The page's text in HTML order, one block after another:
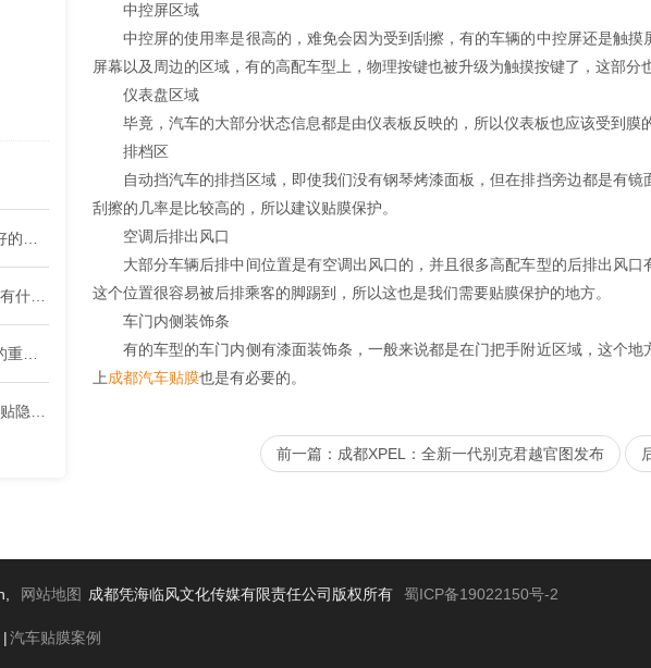
中控屏区域
中控屏的使用率是很高的，难免会因为受到刮擦，有的车辆的中控屏还是触摸
屏幕以及周边的区域，有的高配车型上，物理按键也被升级为触摸按键了，这部分
仪表盘区域
毕竟，汽车的大部分状态信息都是由仪表板反映的，所以仪表板也应该受到膜
排档区
自动挡汽车的排挡区域，即使我们没有钢琴烤漆面板，但在排挡旁边都是有镜
刮擦的几率是比较高的，所以建议贴膜保护。
空调后排出风口
大部分车辆后排中间位置是有空调出风口的，并且很多高配车型的后排出风口
这个位置很容易被后排乘客的脚踢到，所以这也是我们需要贴膜保护的地方。
车门内侧装饰条
有的车型的车门内侧有漆面装饰条，一般来说都是在门把手附近区域，这个地
上成都汽车贴膜也是有必要的。
前一篇：成都XPEL：全新一代别克君越官图发布
网站地图 成都凭海临风文化传媒有限责任公司版权所有 蜀ICP备19022150号-2
|汽车贴膜案例